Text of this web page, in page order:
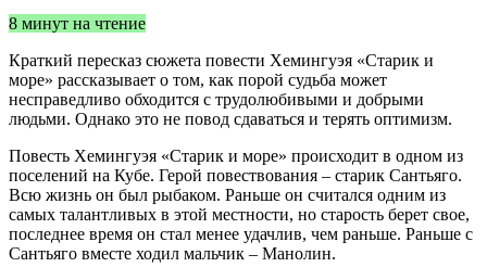
8 минут на чтение
Краткий пересказ сюжета повести Хемингуэя «Старик и
море» рассказывает о том, как порой судьба может
несправедливо обходится с трудолюбивыми и добрыми
людьми. Однако это не повод сдаваться и терять оптимизм.
Повесть Хемингуэя «Старик и море» происходит в одном из
поселений на Кубе. Герой повествования – старик Сантьяго.
Всю жизнь он был рыбаком. Раньше он считался одним из
самых талантливых в этой местности, но старость берет свое,
последнее время он стал менее удачлив, чем раньше. Раньше с
Сантьяго вместе ходил мальчик – Манолин.